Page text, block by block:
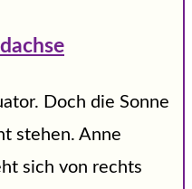
Doch die Sonne
stehen. Anne
sich von rechts